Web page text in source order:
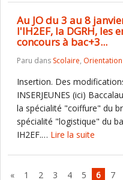
Au JO du 3 au 8
l'IH2EF, la DGRH, les
concours à bac+3...
Paru dans Scolaire, Orientation
Insertion. Des
INSERJEUNES (ici)
la spécialité "coiffure" du
spécialité "logistique" du
IH2EF.… Lire la suite
« 1 2 3 4 5 6 7